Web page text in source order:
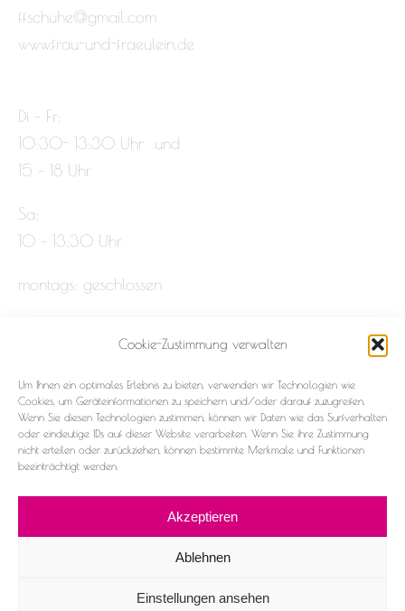
Cookie-Zustimmung verwalten
Um Ihnen ein optimales Erlebnis zu bieten, verwenden wir Technologien wie
Cookies, um Geräteinformationen zu speichern und/oder darauf zuzugreifen.
Wenn Sie diesen Technologien zustimmen, können wir Daten wie das Surfverhalten
oder eindeutige IDs auf dieser Website verarbeiten. Wenn Sie ihre Zustimmung
nicht erteilen oder zurückziehen, können bestimmte Merkmale und Funktionen
beeinträchtigt werden.
Akzeptieren
Ablehnen
Einstellungen ansehen
ffschuhe@gmail.com
www.frau-und-fraeulein.de
Di – Fr:
10:30- 13:30 Uhr und
15 – 18 Uhr
Sa:
10 – 13:30 Uhr
montags: geschlossen
Datenschutz
Cookie-Richtlinie (EU)